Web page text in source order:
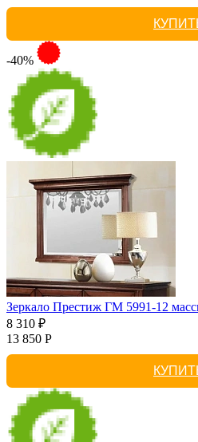
-40%
Зеркало Престиж ГМ 5991-12
8 310 ₽
13 850 Р